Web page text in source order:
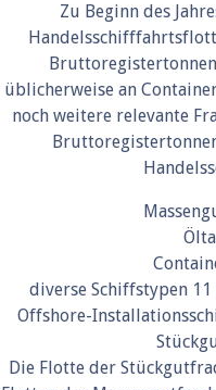
Zu Beginn des
üblicherweise an
noch weitere relevante
diverse Schiffstypen 11
Offshore-
Die Flotte der